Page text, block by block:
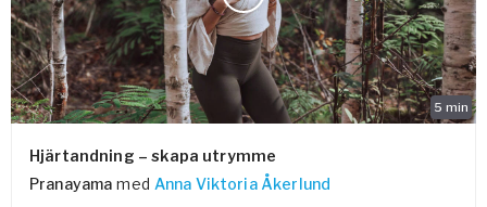
5 min
Hjärtandning – skapa utrymme
Pranayama med Anna Viktoria Åkerlund